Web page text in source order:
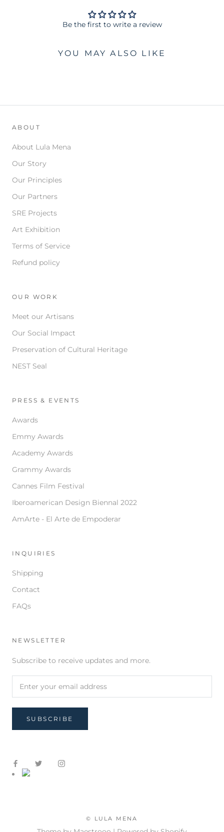
Be the first to write a review
YOU MAY ALSO LIKE
ABOUT
About Lula Mena
Our Story
Our Principles
Our Partners
SRE Projects
Art Exhibition
Terms of Service
Refund policy
OUR WORK
Meet our Artisans
Our Social Impact
Preservation of Cultural Heritage
NEST Seal
PRESS & EVENTS
Awards
Emmy Awards
Academy Awards
Grammy Awards
Cannes Film Festival
Iberoamerican Design Biennal 2022
AmArte - El Arte de Empoderar
INQUIRIES
Shipping
Contact
FAQs
NEWSLETTER
Subscribe to receive updates and more.
SUBSCRIBE
© LULA MENA